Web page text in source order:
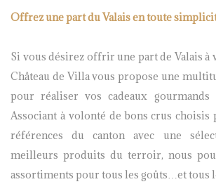
Offrez une part du Valais en toute
Si vous désirez offrir une part de Valais à
Château de Villa vous propose une
pour réaliser vos cadeaux gourmands
Associant à volonté de bons crus choisis
références du canton avec une
meilleurs produits du terroir, nous
assortiments pour tous les goûts…et tous